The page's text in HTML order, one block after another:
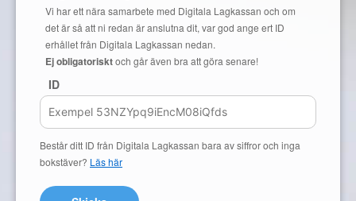
Vi har ett nära samarbete med Digitala Lagkassan och om
det är så att ni redan är anslutna dit, var god ange ert ID
erhållet från Digitala Lagkassan nedan.
Ej obligatorisktoch går även bra att göra senare!
ID
Består ditt ID från Digitala Lagkassan bara av siffror och inga
bokstäver? Läs här